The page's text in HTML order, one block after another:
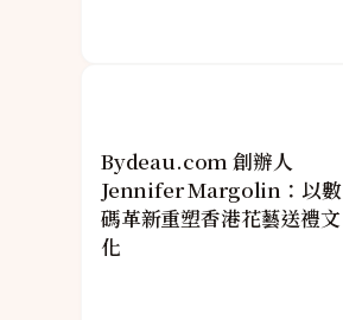
Bydeau.com 創辦人
Jennifer Margolin：以數
碼革新重塑香港花藝送禮文
化